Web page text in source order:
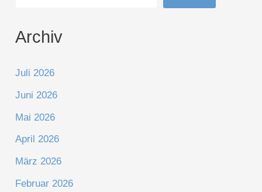
Archiv
Juli 2026
Juni 2026
Mai 2026
April 2026
März 2026
Februar 2026